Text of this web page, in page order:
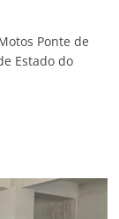
Ponte de
Estado do